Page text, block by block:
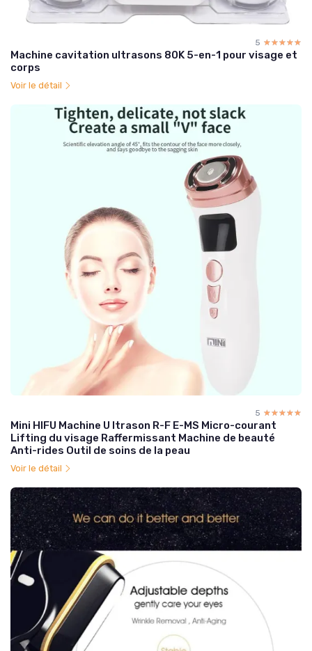
5 ☆☆☆☆☆
★★★★★
Machine cavitation ultrasons 80K 5-en-1 pour visage et
corps
Voir le détail
5 ☆☆☆☆☆
★★★★★
Mini HIFU Machine U ltrason R-F E-MS Micro-courant
Lifting du visage Raffermissant Machine de beauté
Anti-rides Outil de soins de la peau
Voir le détail